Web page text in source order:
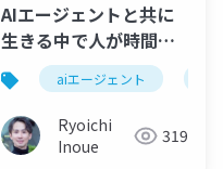
AIエージェントと共に
生きる中で人が時間を
かけるべきこと
aiエージェント
Ryoichi
Inoue
319